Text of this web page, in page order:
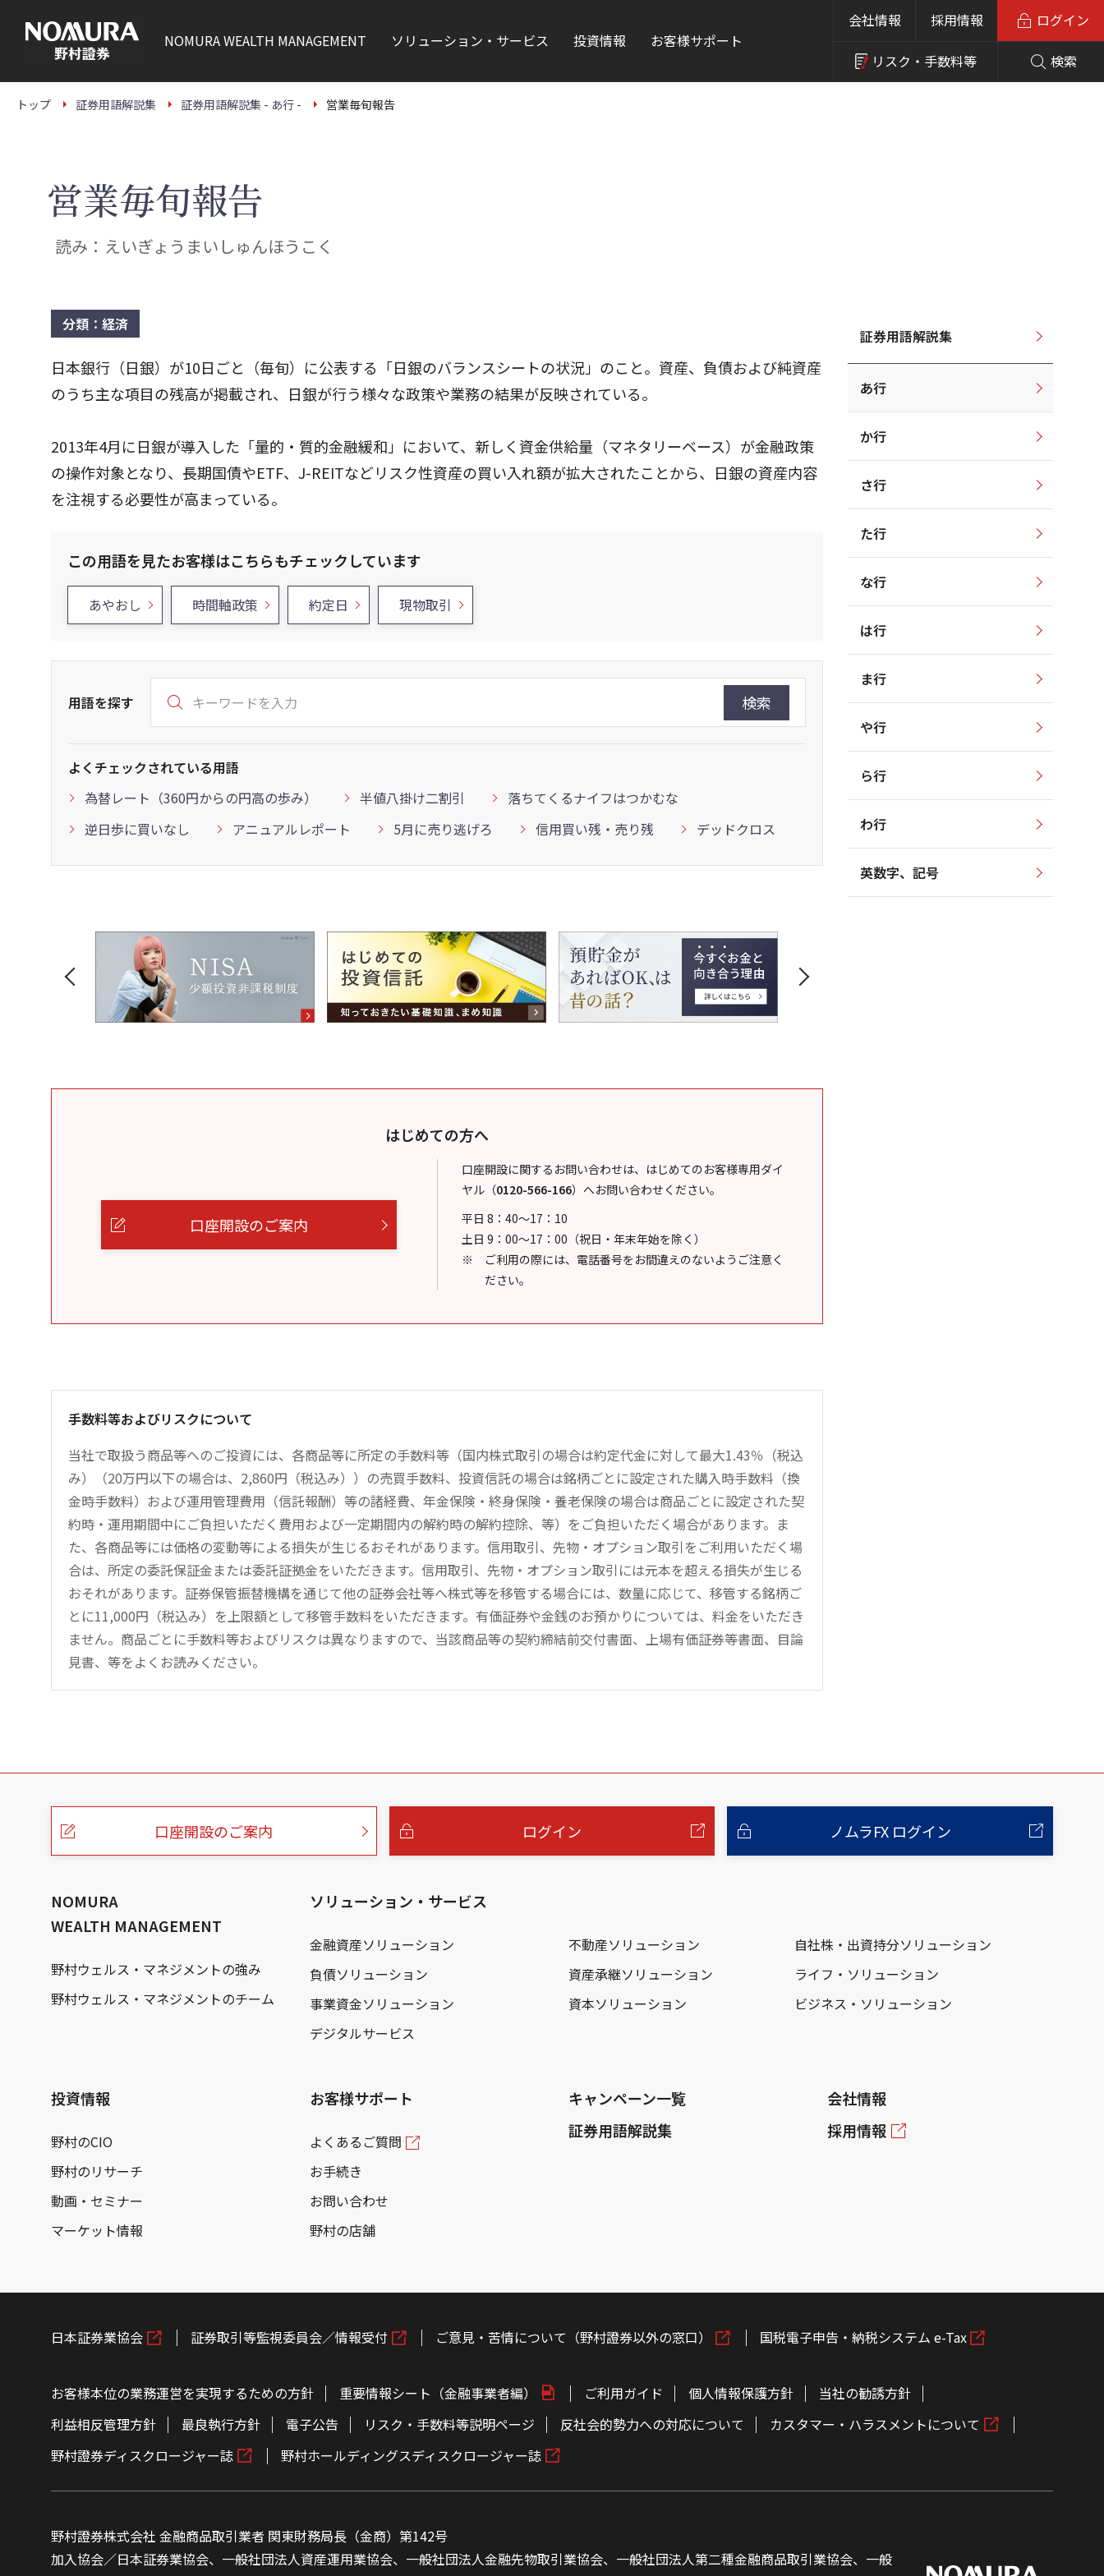
本
NOMURAWEALTH MANAGEMENT ソリューション・サービス 投資情報 お客様サポート
会社情報 採用情報
リスク・ 手数料等 検索
ログイン
トップ 証券用語解説集 証券用語解説集 - あ行 - 営業毎旬報告
営業毎旬報告
読み：えいぎょうまいしゅんほうこく
分類：経済
日本銀行（日銀）が10日ごと（毎旬）に公表する「日銀のバランスシートの状況」のこと。資産、負債および純資産
のうち主な項目の残高が掲載され、日銀が行う様々な政策や業務の結果が反映されている。
2013年4月に日銀が導入した「量的・質的金融緩和」において、新しく資金供給量（マネタリーベース）が金融政策
の操作対象となり、長期国債やETF、J-REITなどリスク性資産の買い入れ額が拡大されたことから、日銀の資産内容
を注視する必要性が高まっている。
この用語を見たお客様はこちらもチェックしています
あやおし 時間軸政策 約定日 現物取引
用語を探す 検索
よくチェックされている用語
為替レート（360円からの円高の歩み）
半値八掛け二割引
落ちてくるナイフはつかむな
逆日歩に買いなし
アニュアルレポート 5月に売り逃げろ 信用買い残・売り残 デッドクロス
はじめての方へ
口座開設のご案内
口座開設に関するお問い合わせは、はじめてのお客様専用ダイ
ヤル （0120-566-166） へお問い合わせください。
平日 8：40～17：10
土日 9：00～17：00（祝日・年末年始を除く）
ご利用の際には、電話番号をお間違えのないようご注意く
ださい。
手数料等およびリスクについて
当社で取扱う商品等へのご投資には、各商品等に所定の手数料等（国内株式取引の場合は約定代金に対して最大1.43％（税込
み）（20万円以下の場合は、2,860円（税込み））の売買手数料、投資信託の場合は銘柄ごとに設定された購入時手数料（換
金時手数料）および運用管理費用（信託報酬）等の諸経費、年金保険・終身保険・養老保険の場合は商品ごとに設定された契
約時・運用期間中にご負担いただく費用および一定期間内の解約時の解約控除、等）をご負担いただく場合があります。ま
た、各商品等には価格の変動等による損失が生じるおそれがあります。信用取引、先物・オプション取引をご利用いただく場
合は、所定の委託保証金または委託証拠金をいただきます。信用取引、先物・オプション取引には元本を超える損失が生じる
おそれがあります。証券保管振替機構を通じて他の証券会社等へ株式等を移管する場合には、数量に応じて、移管する銘柄ご
とに11,000円（税込み）を上限額として移管手数料をいただきます。有価証券や金銭のお預かりについては、料金をいただき
ません。商品ごとに手数料等およびリスクは異なりますので、当該商品等の契約締結前交付書面、上場有価証券等書面、目論
見書、等をよくお読みください。
証券用語解説集
あ行
か行
さ行
た行
な行
は行
ま行
や行
ら行
わ行
英数字、記号
こ
口座開設のご案内 ログイン ノムラFX ログイン
NOMURA
WEALTH MANAGEMENT
野村ウェルス・マネジメントの強み
野村ウェルス・マネジメントのチーム
ソリューション・サービス
金融資産ソリューション 不動産ソリューション
自社株・出資持分ソリューション
負債ソリューション
資産承継ソリューション
ライフ・ソリューション
事業資金ソリューション
資本ソリューション
ビジネス・ソリューション
デジタルサービス
投資情報
野村のCIO
野村のリサーチ
動画・セミナー
マーケット情報
お客様サポート
よくあるご質問
お手続き
お問い合わせ
野村の店舗
キャンペーン一覧
証券用語解説集
会社情報
採用情報
日本証券業協会 証券取引等監視委員会／情報受付 ご意見・苦情について（野村證券以外の窓口） 国税電子申告・納税システム e-Tax
お客様本位の業務運営を実現するための方針 重要情報シート（金融事業者編） ご利用ガイド 個人情報保護方針
当社の勧誘方針
利益相反管理方針
最良執行方針 電子公告 リスク・手数料等説明ページ 反社会的勢力への対応について
カスタマー・ハラスメントについて
野村證券ディスクロージャー誌
野村ホールディングスディスクロージャー誌
野村證券株式会社 金融商品取引業者 関東財務局長（金商）第142号
加入協会／日本証券業協会、一般社団法人資産運用業協会、一般社団法人金融先物取引業協会、一般社団法人第二種金融商品取引業協会、一般